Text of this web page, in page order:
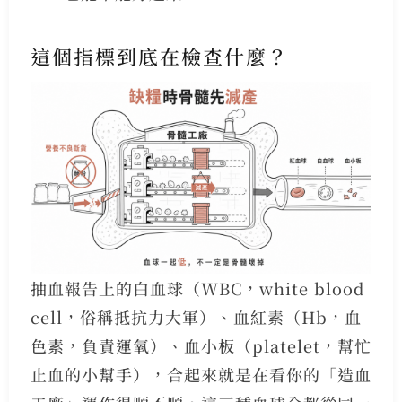
這個指標到底在檢查什麼？
抽血報告上的白血球（WBC，white blood
cell，俗稱抵抗力大軍）、血紅素（Hb，血
色素，負責運氧）、血小板（platelet，幫忙
止血的小幫手），合起來就是在看你的「造血